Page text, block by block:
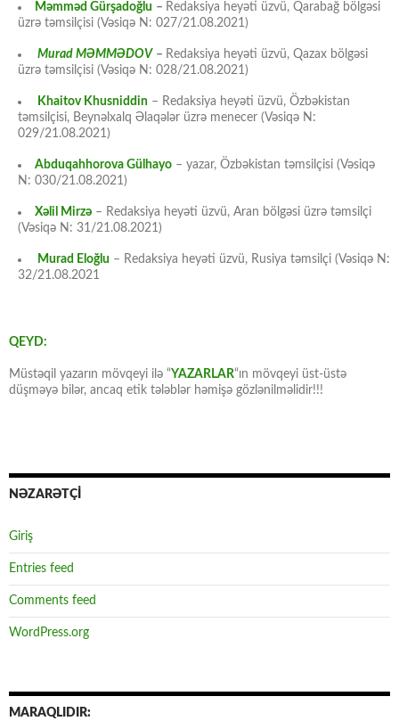
Məmməd Gürşadoğlu – Redaksiya heyəti üzvü, Qarabağ bölgəsi
üzrə təmsilçisi (Vəsiqə N: 027/21.08.2021)
Murad MƏMMƏDOV – Redaksiya heyəti üzvü, Qazax bölgəsi
üzrə təmsilçisi (Vəsiqə N: 028/21.08.2021)
Khaitov Khusniddin – Redaksiya heyəti üzvü, Özbəkistan
təmsilçisi, Beynəlxalq Əlaqələr üzrə menecer (Vəsiqə N:
029/21.08.2021)
Abduqahhorova Gülhayo – yazar, Özbəkistan təmsilçisi (Vəsiqə
N: 030/21.08.2021)
Xəlil Mirzə – Redaksiya heyəti üzvü, Aran bölgəsi üzrə təmsilçi
(Vəsiqə N: 31/21.08.2021)
Murad Eloğlu – Redaksiya heyəti üzvü, Rusiya təmsilçi (Vəsiqə N:
32/21.08.2021
QEYD:
Müstəqil yazarın mövqeyi ilə “YAZARLAR“ın mövqeyi üst-üstə
düşməyə bilər, ancaq etik tələblər həmişə gözlənilməlidir!!!
NƏZARƏTÇİ
Giriş
Entries feed
Comments feed
WordPress.org
MARAQLIDIR: